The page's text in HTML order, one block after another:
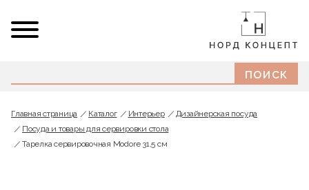
Главная страница Каталог Интерьер
Дизайнерская посуда
Посуда и товары для сервировки стола
Тарелка сервировочная Modore 31,5 см